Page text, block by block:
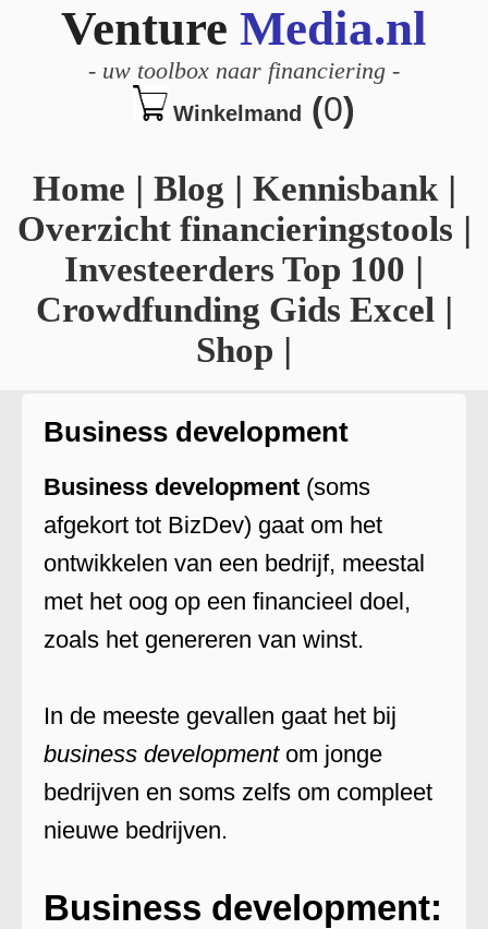
Venture Media.nl
- uw toolbox naar financiering -
Winkelmand (0)
Home | Blog | Kennisbank|
Overzicht financieringstools |
Investeerders Top 100 |
Crowdfunding Gids Excel |
Shop |
Business development
Business development (soms
afgekort tot BizDev) gaat om het
ontwikkelen van een bedrijf, meestal
met het oog op een financieel doel,
zoals het genereren van winst.
In de meeste gevallen gaat het bij
business developmentom jonge
bedrijven en soms zelfs om compleet
nieuwe bedrijven.
Business development: